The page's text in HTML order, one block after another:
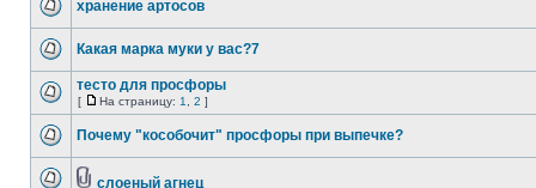
хранение артосов
Какая марка муки у вас?7
тесто для просфоры
[ На страницу: 1 2 ]
Почему "кособочит" просфоры при выпечке?
слоеный агнец